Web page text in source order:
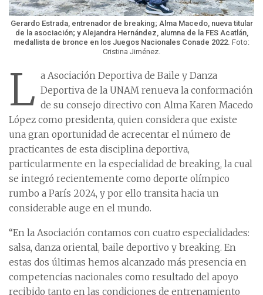
Gerardo Estrada, entrenador de breaking; Alma Macedo, nueva titular
de la asociación; y Alejandra Hernández, alumna de la FES Acatlán,
medallista de bronce en los Juegos Nacionales Conade 2022. Foto:
Cristina Jiménez.
L a Asociación Deportiva de Baile y Danza
Deportiva de la UNAM renueva la conformación
de su consejo directivo con Alma Karen Macedo
López como presidenta, quien considera que existe
una gran oportunidad de acrecentar el número de
practicantes de esta disciplina deportiva,
particularmente en la especialidad de breaking, la cual
se integró recientemente como deporte olímpico
rumbo a París 2024, y por ello transita hacia un
considerable auge en el mundo.
“En la Asociación contamos con cuatro especialidades:
salsa, danza oriental, baile deportivo y breaking. En
estas dos últimas hemos alcanzado más presencia en
competencias nacionales como resultado del apoyo
recibido tanto en las condiciones de entrenamiento